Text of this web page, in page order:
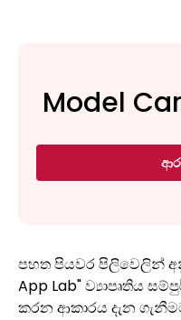
Model
පහත පියවර පිලිවෙලින්
App Lab" ව්‍යාපෘතිය
කරන ආකාරය දැන